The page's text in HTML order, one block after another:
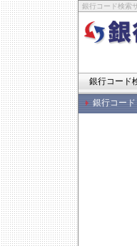
銀行コード検索
銀行コード
銀行コード